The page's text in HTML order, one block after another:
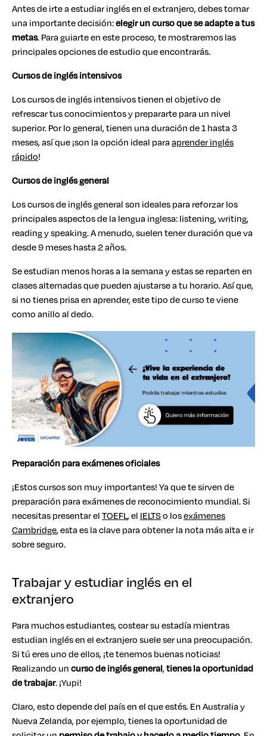
Antes de irte a estudiar inglés en el extranjero, debes tomar
una importante decisión:elegir un curso que se adapte a tus
metas. Para guiarte en este proceso, te mostraremos las
principales opciones de estudio que encontrarás.
Cursos de inglés intensivos
Los cursos de inglés intensivos tienen el objetivo de
refrescar tus conocimientos y prepararte para un nivel
superior. Por lo general, tienen una duración de 1 hasta 3
meses, así que ¡son la opción ideal paraaprender inglés
rápido!
Cursos de inglés general
Los cursos de inglés general son ideales para reforzar los
principales aspectos de la lengua inglesa: listening, writing,
reading y speaking. A menudo, suelen tener duración que va
desde 9 meses hasta 2 años.
Se estudian menos horas a la semana y estas se reparten en
clases alternadas que pueden ajustarse a tu horario. Así que,
si no tienes prisa en aprender, este tipo de curso te viene
como anillo al dedo.
Preparación para exámenes oficiales
¡Estos cursos son muy importantes! Ya que te sirven de
preparación para exámenes de reconocimiento mundial. Si
necesitas presentar elTOEFL, el IELTSo losexámenes
Cambridge, esta es la clave para obtener la nota más alta e ir
sobre seguro.
Trabajar y estudiar inglés en el
extranjero
Para muchos estudiantes, costear su estadía mientras
estudian inglés en el extranjero suele ser una preocupación.
Si tú eres uno de ellos, ¡te tenemos buenas noticias!
Realizando uncurso de inglés general,tienes la oportunidad
de trabajar. ¡Yupi!
Claro, esto depende del país en el que estés. En Australia y
Nueva Zelanda, por ejemplo, tienes la oportunidad de